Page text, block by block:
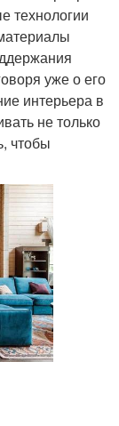
технологии
уже о его
интерьера в
не только
чтобы